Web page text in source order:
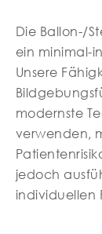
Die Ballon-/
ein minimal-
Unsere
modernste
verwenden,
jedoch
individuellen